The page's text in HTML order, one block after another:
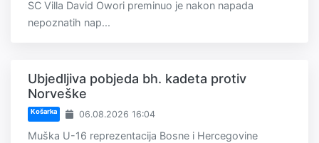
SC Villa David Owori preminuo je nakon napada
nepoznatih nap...
Ubjedljiva pobjeda bh. kadeta protiv
Norveške
Košarka 06.08.2026 16:04
Muška U-16 reprezentacija Bosne i Hercegovine